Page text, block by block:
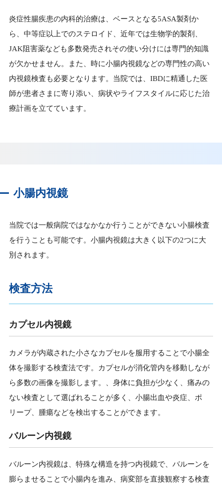
炎症性腸疾患の内科的治療は、ベースとなる5ASA製剤か
ら、中等症以上でのステロイド、近年では生物学的製剤、
JAK阻害薬なども多数発売されその使い分けには専門的知識
が欠かせません。また、時に小腸内視鏡などの専門性の高い
内視鏡検査も必要となります。当院では、IBDに精通した医
師が患者さまに寄り添い、病状やライフスタイルに応じた治
療計画を立てています。
小腸内視鏡
当院では一般病院ではなかなか行うことができない小腸検査
を行うことも可能です。小腸内視鏡は大きく以下の2つに大
別されます。
検査方法
カプセル内視鏡
カメラが内蔵された小さなカプセルを服用することで小腸全
体を撮影する検査法です。カプセルが消化管内を移動しなが
ら多数の画像を撮影します。、身体に負担が少なく、痛みの
ない検査として選ばれることが多く、小腸出血や炎症、ポ
リープ、腫瘍などを検出することができます。
バルーン内視鏡
バルーン内視鏡は、特殊な構造を持つ内視鏡で、バルーンを
膨らませることで小腸内を進み、病変部を直接観察する検査